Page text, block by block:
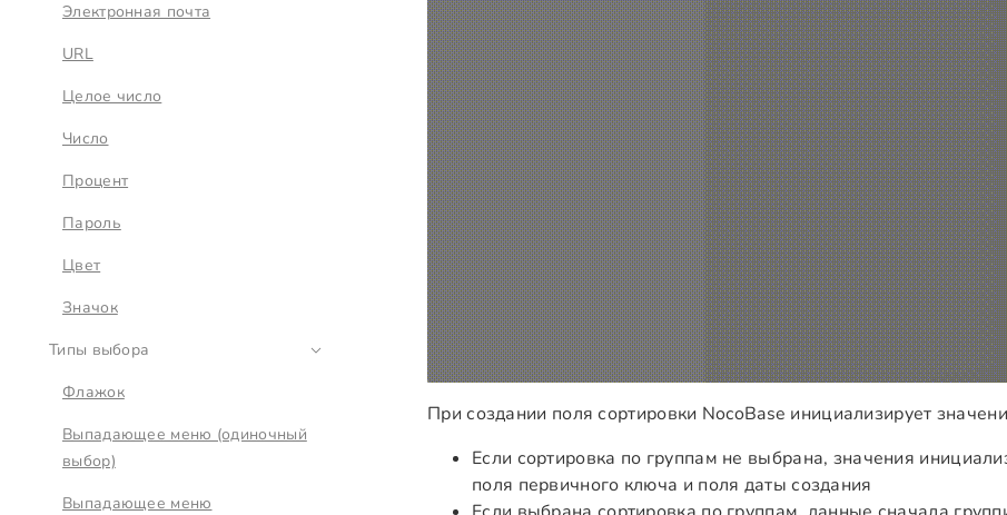
Электронная почта
URL
Целое число
Число
Процент
Пароль
Цвет
Значок
Типы выбора
Флажок
Выпадающее меню (одиночный
выбор)
Выпадающее меню
При создании поля сортировки NocoBase инициализирует
Если сортировка по группам не выбрана, значения
поля первичного ключа и поля даты создания